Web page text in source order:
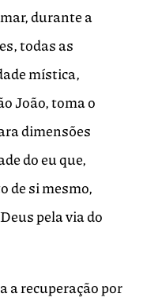
durante a
todas as
mística,
João, toma o
dimensões
do eu que,
de si mesmo,
pela via do
a recuperação por